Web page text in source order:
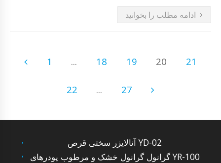
ادامه مطلب را بخوانید
1 ... 18 19 20 21
22 ... 27
آنالایزر سختی قرص YD-02
گرانول گرانول خشک و مرطوب پودرهای YR-100